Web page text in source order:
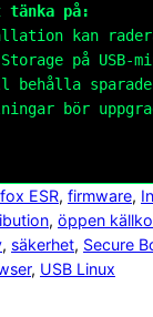
på:
kan
på USB-
behålla
bör
ESR, firmware,
, öppen
, säkerhet, Secure
, USB Linux